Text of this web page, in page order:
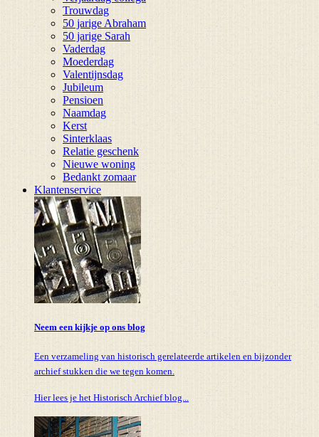
Trouwdag
50 jarige Abraham
50 jarige Sarah
Vaderdag
Moederdag
Valentijnsdag
Jubileum
Pensioen
Naamdag
Kerst
Sinterklaas
Relatie geschenk
Nieuwe woning
Bedankt zomaar
Klantenservice
Neem een kijkje op ons blog
Een verzameling van historisch gerelateerde artikelen en bijzonder
archief stukken die we tegen komen.
Hier lees je het Historisch Archief blog...